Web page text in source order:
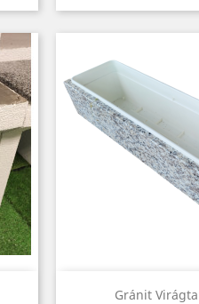
Gránit
